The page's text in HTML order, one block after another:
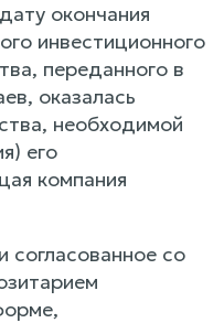
окончания
инвестиционного
переданного в
оказалась
необходимой
его
компания
согласованное со